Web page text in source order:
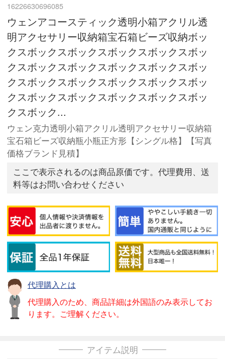
16226630696085
ウェンアコースティック透明小箱アクリル透
明アクセサリー収納箱宝石箱ビーズ収納ボッ
クスボックスボックスボックスボックスボッ
クスボックスボックスボックスボックスボッ
クスボックスボックスボックスボックスボッ
クスボックスボックスボックスボックスボッ
クスボック...
ウェン克力透明小箱アクリル透明アクセサリー収納箱
宝石箱ビーズ収納瓶小瓶正方形【シングル格】【写真
価格ブランド見積】
ここで表示されるのは商品原価です。代理費用、送
料等はお問い合わせください
代理購入とは
代理購入のため、商品詳細は外国語のみ表示してお
ります。ご理解ください。
アイテム説明